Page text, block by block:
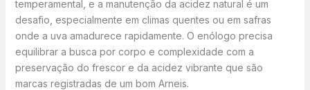
temperamental, e a manutenção da acidez natural é um
desafio, especialmente em climas quentes ou em safras
onde a uva amadurece rapidamente. O enólogo precisa
equilibrar a busca por corpo e complexidade com a
preservação do frescor e da acidez vibrante que são
marcas registradas de um bom Arneis.